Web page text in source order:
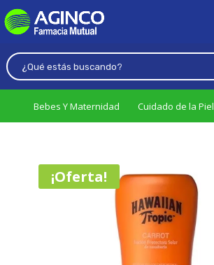
Bebes Y Maternidad Cuidado de la Piel
¡Oferta!